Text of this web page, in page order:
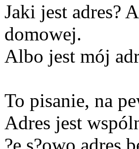
Jaki jest adres?
domowej.
Albo jest mój
To pisanie, na
Adres jest
?e s?owo adres